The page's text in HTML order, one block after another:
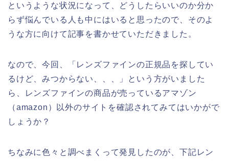
というような状況になって、どうしたらいいのか分か
らず悩んでいる人も中にはいると思ったので、そのよ
うな方に向けて記事を書かせていただきました。
なので、今回、「レンズファインの正規品を探してい
るけど、みつからない、、、」という方がいました
ら、レンズファインの商品が売っているアマゾン
（amazon）以外のサイトを確認されてみてはいかがで
しょうか？
ちなみに色々と調べまくって発見したのが、下記レン